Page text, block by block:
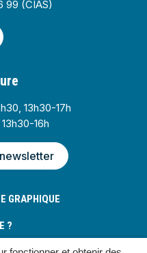
99 (CIAS)
13h30-17h
16h
GRAPHIQUE
?